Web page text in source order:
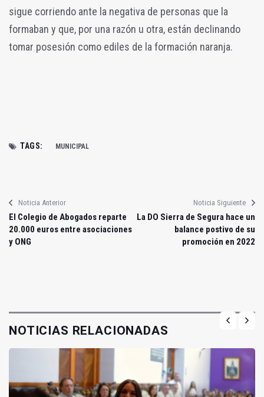
sigue corriendo ante la negativa de personas que la
formaban y que, por una razón u otra, están declinando
tomar posesión como ediles de la formación naranja.
TAGS: MUNICIPAL
Noticia Anterior
El Colegio de Abogados reparte
20.000 euros entre asociaciones
y ONG
Noticia Siguiente
La DO Sierra de Segura hace un
balance postivo de su
promoción en 2022
NOTICIAS RELACIONADAS